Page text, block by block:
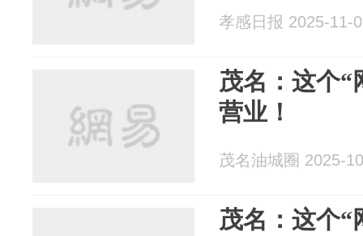
孝感日报 2025-11-
茂名：这个“
营业！
茂名油城圈 2025-
茂名：这个“